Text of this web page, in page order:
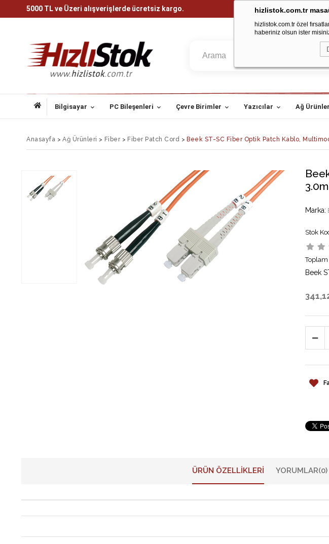
hizlistok.com.tr
hizlistok.com.tr özel
haberiniz olsun ister
5000 TL ve Üzeri alışverişlerde ücretsiz kargo.
Bilgisayar PC Bileşenleri Çevre Birimler Yazıcılar Ağ
Anasayfa > Ağ Ürünleri > Fiber> Fiber Patch Cord > Beek ST-SC Fiber Optik Patch Kablo,
Marka:
Toplam
Beek
ÜRÜN ÖZELLIKLERI YORUMLAR(0)